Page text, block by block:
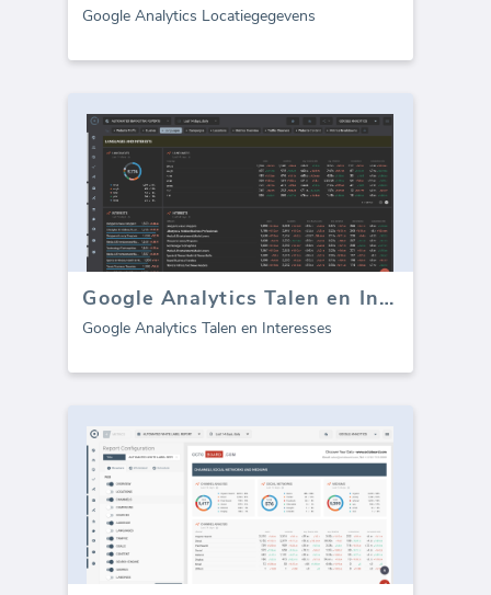
Google Analytics Locatiegegevens
Google Analytics Talen en Interesses
Google Analytics Talen en Interesses